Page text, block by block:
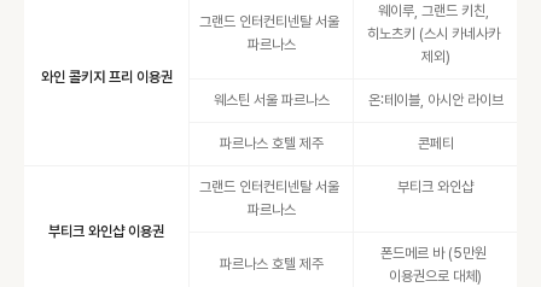
와인 콜키지 프리 이용권
그랜드 인터컨티넨탈 서울
파르나스
웨이루, 그랜드 키친,
히노츠키 (스시 카네사카
제외)
웨스틴 서울 파르나스 온:테이블, 아시안 라이브
파르나스 호텔 제주 콘페티
부티크 와인샵 이용권
그랜드 인터컨티넨탈 서울
파르나스
부티크 와인샵
파르나스 호텔 제주
폰드메르 바 (5만원
이용권으로 대체)